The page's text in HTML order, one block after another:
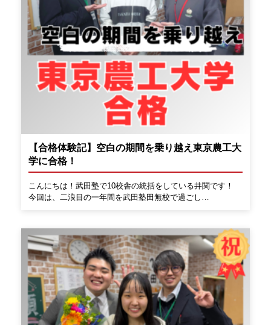
【合格体験記】空白の期間を乗り越え東京農工大
学に合格！
こんにちは！武田塾で10校舎の統括をしている井関です！
今回は、二浪目の一年間を武田塾田無校で過ごし…